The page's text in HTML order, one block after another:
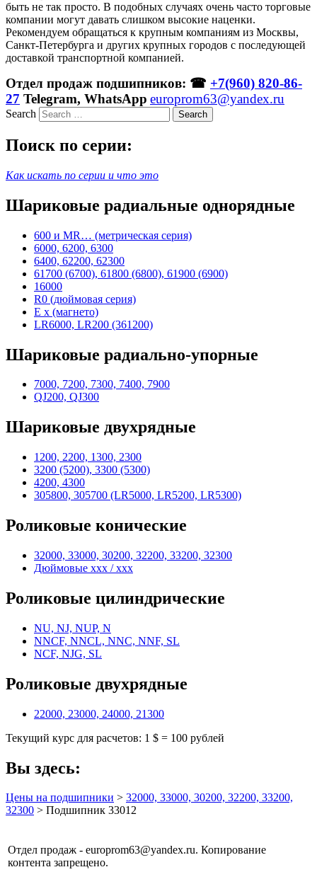
быть не так просто. В подобных случаях очень часто торговые
компании могут давать слишком высокие наценки.
Рекомендуем обращаться к крупным компаниям из Москвы,
Санкт-Петербурга и других крупных городов с последующей
доставкой транспортной компанией.
Отдел продаж подшипников: ☎ +7(960) 820-86-
27 Telegram, WhatsApp europrom63@yandex.ru
Search
Поиск по серии:
Как искать по серии и что это
Шариковые радиальные однорядные
600 и MR… (метрическая серия)
6000, 6200, 6300
6400, 62200, 62300
61700 (6700), 61800 (6800), 61900 (6900)
16000
R0 (дюймовая серия)
E x (магнето)
LR6000, LR200 (361200)
Шариковые радиально-упорные
7000, 7200, 7300, 7400, 7900
QJ200, QJ300
Шариковые двухрядные
1200, 2200, 1300, 2300
3200 (5200), 3300 (5300)
4200, 4300
305800, 305700 (LR5000, LR5200, LR5300)
Роликовые конические
32000, 33000, 30200, 32200, 33200, 32300
Дюймовые xxx / xxx
Роликовые цилиндрические
NU, NJ, NUP, N
NNCF, NNCL, NNC, NNF, SL
NCF, NJG, SL
Роликовые двухрядные
22000, 23000, 24000, 21300
Текущий курс для расчетов: 1 $ = 100 рублей
Вы здесь:
Цены на подшипники > 32000, 33000, 30200, 32200, 33200,
32300 > Подшипник 33012
Отдел продаж - europrom63@yandex.ru. Копирование
контента запрещено.